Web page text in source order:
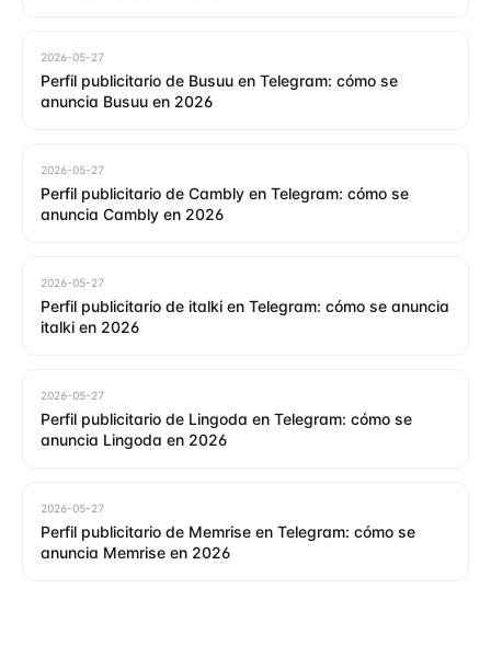
2026-05-27
Perfil publicitario de Busuu en Telegram: cómo se
anuncia Busuu en 2026
2026-05-27
Perfil publicitario de Cambly en Telegram: cómo se
anuncia Cambly en 2026
2026-05-27
Perfil publicitario de italki en Telegram: cómo se anuncia
italki en 2026
2026-05-27
Perfil publicitario de Lingoda en Telegram: cómo se
anuncia Lingoda en 2026
2026-05-27
Perfil publicitario de Memrise en Telegram: cómo se
anuncia Memrise en 2026